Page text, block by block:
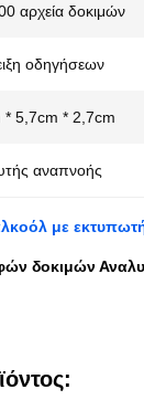
αρχεία δοκιμών
οδηγήσεων
* 5,7cm * 2,7cm
αναπνοής
με
δοκιμών